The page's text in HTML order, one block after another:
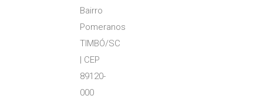
Bairro
Pomeranos
TIMBÓ/SC
| CEP
89120-
000